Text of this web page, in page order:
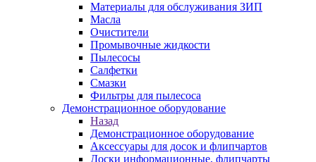
Материалы для обслуживания ЗИП
Масла
Очистители
Промывочные жидкости
Пылесосы
Салфетки
Смазки
Фильтры для пылесоса
Демонстрационное оборудование
Назад
Демонстрационное оборудование
Аксессуары для досок и флипчартов
Доски информационные, флипчарты